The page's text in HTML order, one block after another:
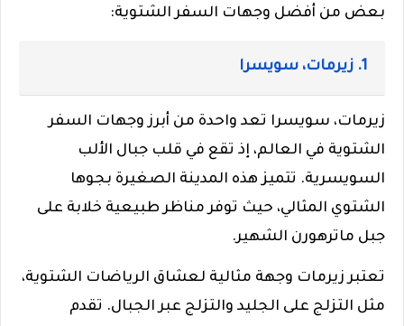
بعض من أفضل وجهات السفر الشتوية:
1. زيرمات، سويسرا
زيرمات، سويسرا تعد واحدة من أبرز وجهات السفر
الشتوية في العالم، إذ تقع في قلب جبال الألب
السويسرية. تتميز هذه المدينة الصغيرة بجوها
الشتوي المثالي، حيث توفر مناظر طبيعية خلابة على
جبل ماترهورن الشهير.
تعتبر زيرمات وجهة مثالية لعشاق الرياضات الشتوية،
مثل التزلج على الجليد والتزلج عبر الجبال. تقدم